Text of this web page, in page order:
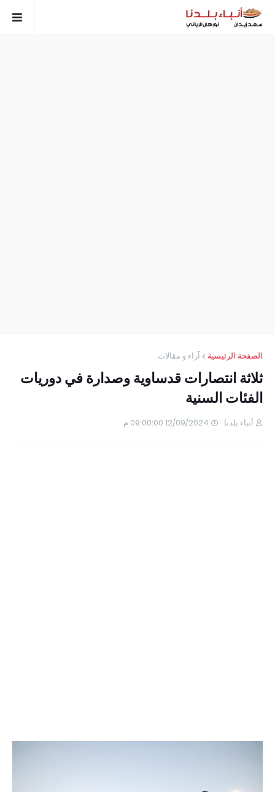
الصفحة الرئيسية آراء و مقالات
ثلاثة انتصارات قدساوية وصدارة في دوريات
الفئات السنية
أنباء بلدنا 12/09/2024 09:00:00 م